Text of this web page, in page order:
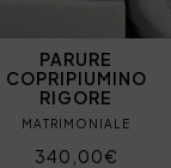
PARURE
COPRIPIUMINO
RIGORE
MATRIMONIALE
340,00€